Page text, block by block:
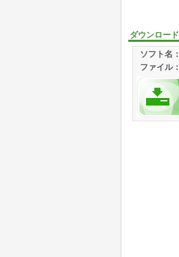
ダウンロード
ソフト名：
ファイル：